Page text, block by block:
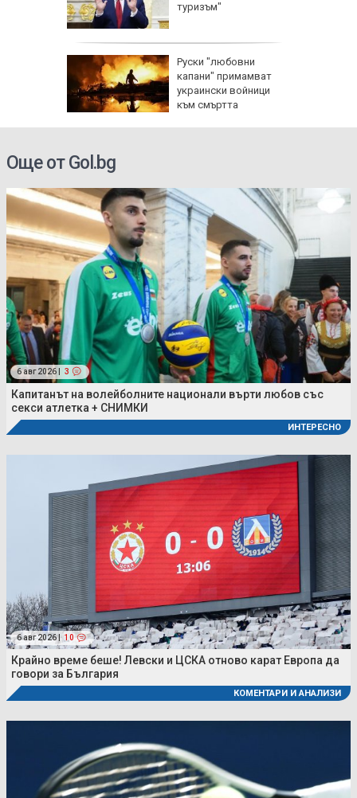
туризъм"
Руски "любовни
капани" примамват
украински войници
към смъртта
Още от Gol.bg
6 авг 2026 | 3
Капитанът на волейболните национали върти любов със
секси атлетка + СНИМКИ
ИНТЕРЕСНО
6 авг 2026 | 10
Крайно време беше! Левски и ЦСКА отново карат Европа да
говори за България
КОМЕНТАРИ И АНАЛИЗИ